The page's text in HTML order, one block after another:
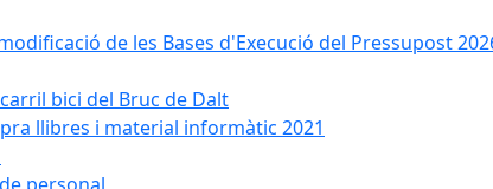
de les Bases d'Execució del Pressupost
bici del Bruc de Dalt
llibres i material informàtic 2021